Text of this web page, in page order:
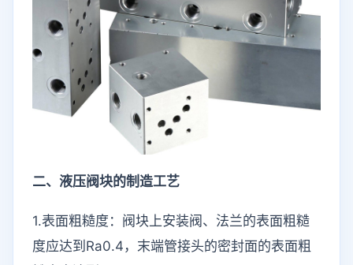
二、液压阀块的制造工艺
1.表面粗糙度：阀块上安装阀、法兰的表面粗糙
度应达到Ra0.4，末端管接头的密封面的表面粗